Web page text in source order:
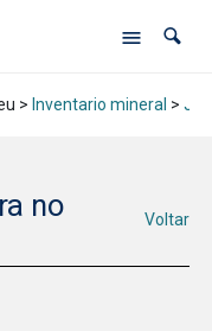
> Inventario mineral >
no
Voltar